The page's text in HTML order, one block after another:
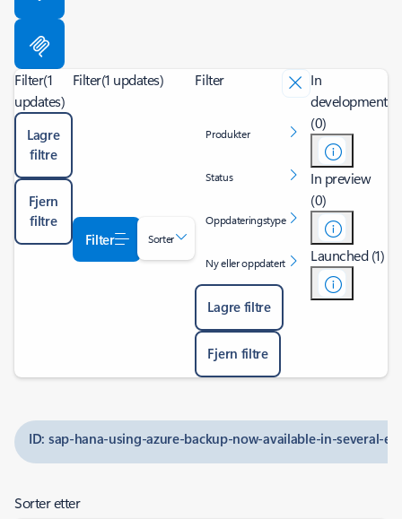
Filter(1
updates)
Lagre
filtre
Fjern
filtre
Filter(1 updates)
Filter Sorter
Filter
Produkter
Status
Oppdateringstype
Ny eller oppdatert
Lagre filtre
Fjern filtre
In
development
(0)
In preview
(0)
Launched (1)
ID: sap-hana-using-azure-backup-now-available-in-several-
Sorter etter